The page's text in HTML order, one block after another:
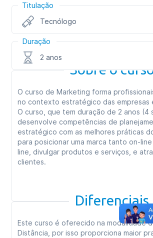
Titulação
Tecnólogo
Duração
2 anos
Sobre o
O curso de Marketing forma
no contexto estratégico das empresas
O curso, que tem duração de 2 anos (4
desenvolve competências de
estratégico com as melhores práticas
para posicionar uma marca tanto on-
line, divulgar produtos e serviços, e
clientes.
Diferenciais
Este curso é oferecido na modalidade
Distância, por isso proporciona maior